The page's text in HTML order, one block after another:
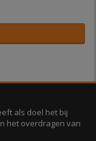
als doel het bij
het overdragen van